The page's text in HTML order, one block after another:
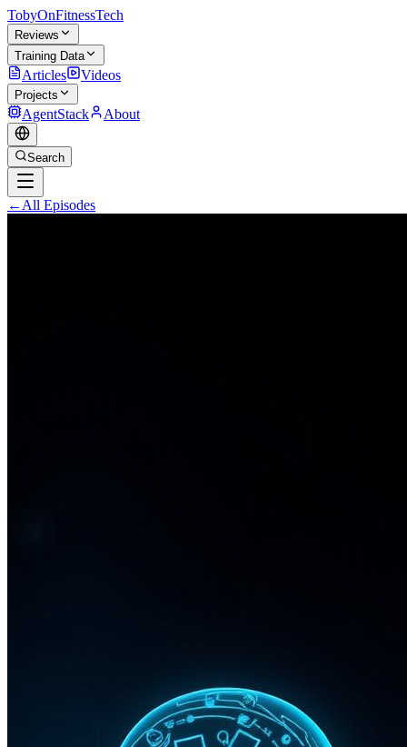
TobyOnFitnessTech
Reviews
Training Data
Articles Videos
Projects
AgentStack About
Search
← All Episodes